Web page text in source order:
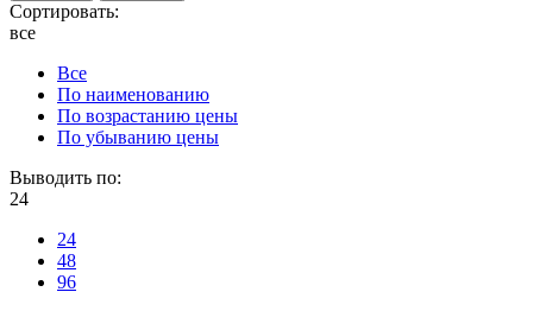
Сортировать:
все
Все
По наименованию
По возрастанию цены
По убыванию цены
Выводить по:
24
24
48
96